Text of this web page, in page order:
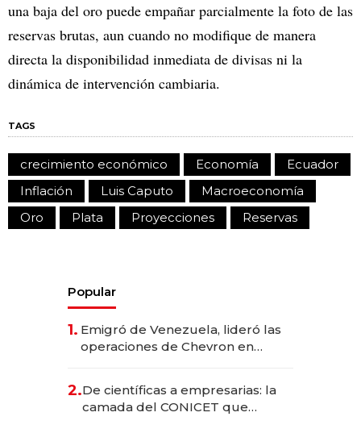
una baja del oro puede empañar parcialmente la foto de las
reservas brutas, aun cuando no modifique de manera
directa la disponibilidad inmediata de divisas ni la
dinámica de intervención cambiaria.
TAGS
crecimiento económico Economía
Ecuador
Inflación
Luis Caputo
Macroeconomía
Oro
Plata Proyecciones Reservas
Popular
1. Emigró de Venezuela, lideró las
operaciones de Chevron en
2.De científicas a empresarias: la
camada del CONICET que